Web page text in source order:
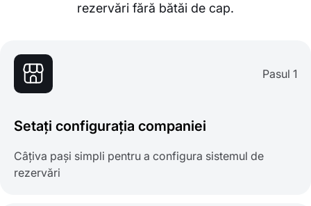
rezervări fără bătăi de cap.
Pasul 1
Setați configurația companiei
Câțiva pași simpli pentru a configura sistemul de
rezervări